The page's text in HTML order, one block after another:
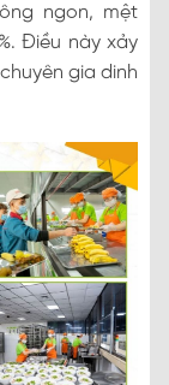
ngon, mệt
Điều này xảy
gia dinh